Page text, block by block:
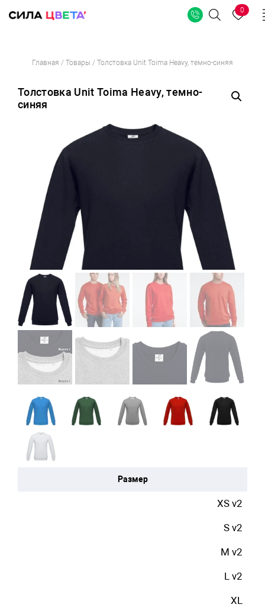
Перейти
содержимому
Поиск
0
Главная / Товары / Толстовка Unit Toima Heavy, темно-синяя
Толстовка Unit Toima Heavy, темно-
синяя
Размер
XS v2
S v2
M v2
L v2
XL